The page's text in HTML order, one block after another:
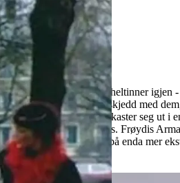
Nå møter vi våre tre heltinner
har gått, hva som har skjedd med
at de lar jul være jul og kaster seg
nå går ferden utenlands. Frøydis
fra 1975 byr på enda mer
Brännström.